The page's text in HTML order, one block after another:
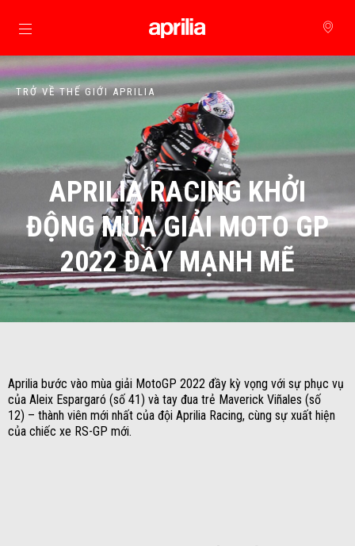
Đi đến bảng tin chính
TRỞ VỀ THẾ GIỚI APRILIA
APRILIA RACING KHỞI
ĐỘNG MÙA GIẢI MOTO GP
2022 ĐẦY MẠNH MẼ
Aprilia bước vào mùa giải MotoGP 2022 đầy kỳ vọng với sự phục vụ
của Aleix Espargaró (số 41) và tay đua trẻ Maverick Viñales (số
12) – thành viên mới nhất của đội Aprilia Racing, cùng sự xuất hiện
của chiếc xe RS-GP mới.